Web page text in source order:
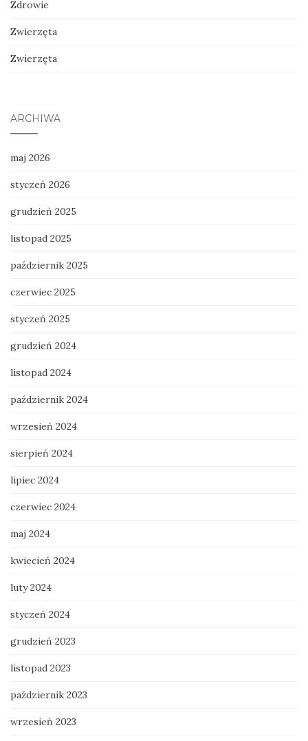
Zdrowie
Zwierzęta
Zwierzęta
ARCHIWA
maj 2026
styczeń 2026
grudzień 2025
listopad 2025
październik 2025
czerwiec 2025
styczeń 2025
grudzień 2024
listopad 2024
październik 2024
wrzesień 2024
sierpień 2024
lipiec 2024
czerwiec 2024
maj 2024
kwiecień 2024
luty 2024
styczeń 2024
grudzień 2023
listopad 2023
październik 2023
wrzesień 2023